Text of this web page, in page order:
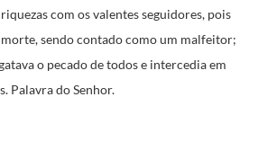
com os valentesseguidores, pois
sendo contado como um malfeitor;
o pecado de todose intercedia em
Palavra do Senhor.